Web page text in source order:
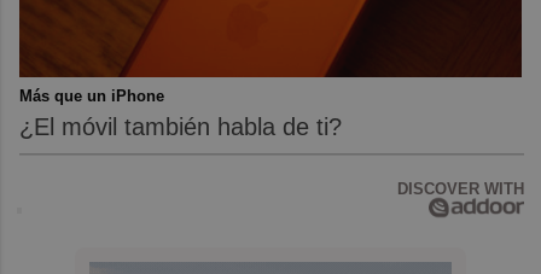
Más que un iPhone
¿El móvil también habla de ti?
DISCOVER WITH